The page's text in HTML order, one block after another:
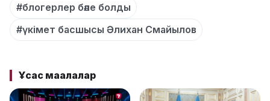
#блогерлер бәле болды
#үкімет басшысы Әлихан Смайылов
Ұқсас мақалалар